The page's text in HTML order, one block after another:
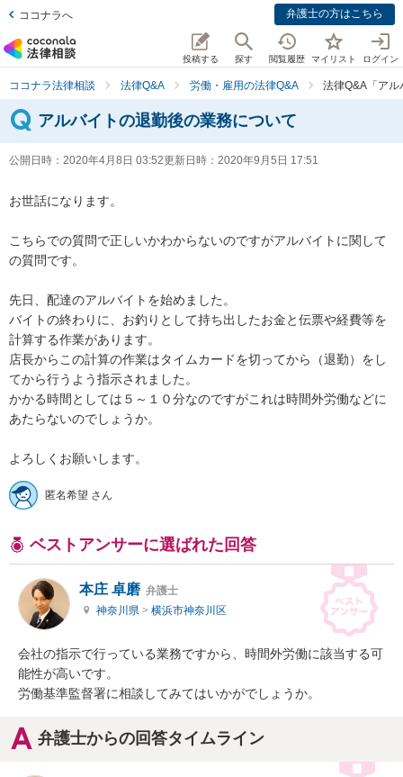
ココナラへ 弁護士の方はこちら
投稿する 探す 閲覧履歴 マイリスト ログイン
ココナラ法律相談 法律Q&A 労働・雇用の法律Q&A 法律Q&A「ア
アルバイトの退勤後の業務について
公開日時： 2020年4月8日 03:52更新日時： 2020年9月5日 17:51
お世話になります。
こちらでの質問で正しいかわからないのですがアルバイトに関して
の質問です。
先日、配達のアルバイトを始めました。
バイトの終わりに、お釣りとして持ち出したお金と伝票や経費等を
計算する作業があります。
店長からこの計算の作業はタイムカードを切ってから（退勤）をし
てから行うよう指示されました。
かかる時間としては５～１０分なのですがこれは時間外労働などに
あたらないのでしょうか。
よろしくお願いします。
匿名希望 さん
ベストアンサーに選ばれた回答
本庄 卓磨 弁護士
神奈川県 > 横浜市神奈川区
会社の指示で行っている業務ですから、時間外労働に該当する可
能性が高いです。
労働基準監督署に相談してみてはいかがでしょうか。
弁護士からの回答タイムライン